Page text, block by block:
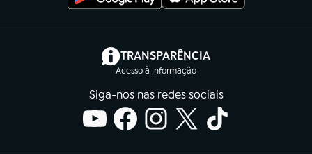
TRANSPARÊNCIA
Acesso à Informação
(abre em nova aba)
Siga-nos nas redes sociais